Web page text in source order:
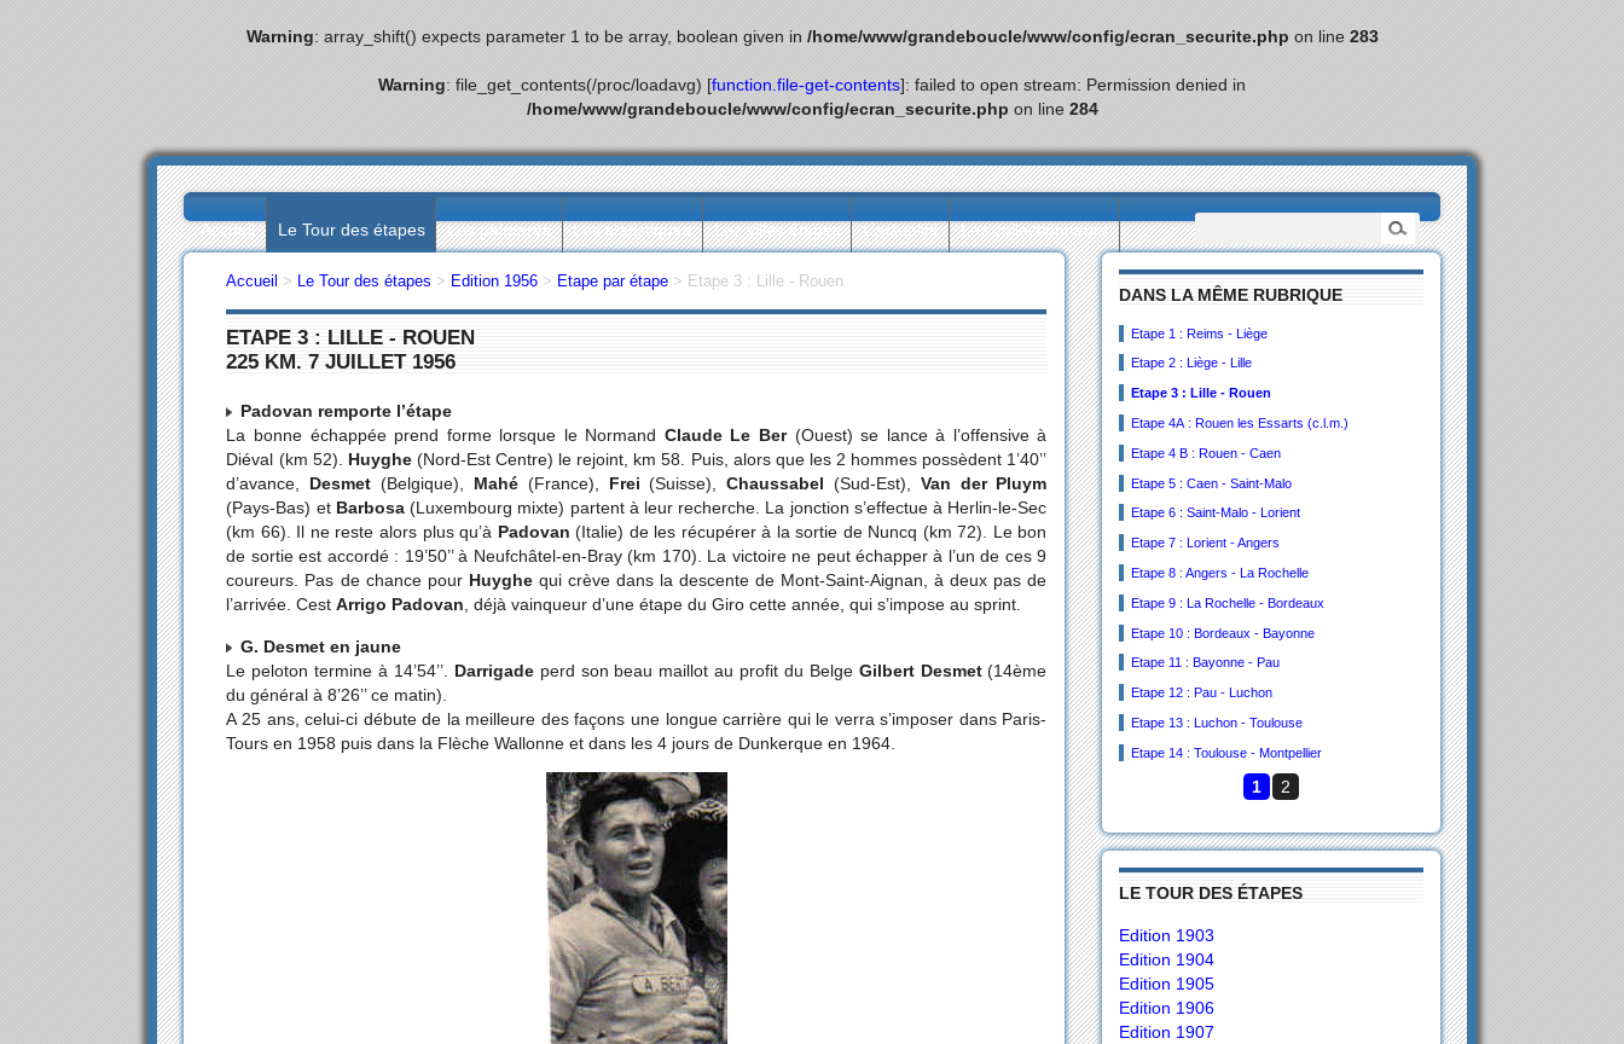
Warning: array_shift() expects parameter 1 to be array, boolean given in /home/www/grandeboucle/www/config/ecran_securite.php on line 283
Warning: file_get_contents(/proc/loadavg) [function.file-get-contents]: failed to open stream: Permission denied in
/home/www/grandeboucle/www/config/ecran_securite.php on line 284
Accueil Le Tour des étapes Les palmarès Les statistiques Les villes étapes L’actualité Les collectionneurs
DANS LA MÊME RUBRIQUE
Etape 1 : Reims - Liège
Etape 2 : Liège - Lille
Etape 3 : Lille - Rouen
Etape 4A : Rouen les Essarts (c.l.m.)
Etape 4 B : Rouen - Caen
Etape 5 : Caen - Saint-Malo
Etape 6 : Saint-Malo - Lorient
Etape 7 : Lorient - Angers
Etape 8 : Angers - La Rochelle
Etape 9 : La Rochelle - Bordeaux
Etape 10 : Bordeaux - Bayonne
Etape 11 : Bayonne - Pau
Etape 12 : Pau - Luchon
Etape 13 : Luchon - Toulouse
Etape 14 : Toulouse - Montpellier
1 2
LE TOUR DES ÉTAPES
Edition 1903
Edition 1904
Edition 1905
Edition 1906
Edition 1907
Accueil > Le Tour des étapes > Edition 1956 > Etape par étape > Etape 3 : Lille - Rouen
ETAPE 3 : LILLE - ROUEN
225 KM. 7 JUILLET 1956
Padovan remporte l’étape
La bonne échappée prend forme lorsque le Normand Claude Le Ber(Ouest) se lance à l’offensive à
Diéval (km 52). Huyghe(Nord-Est Centre) le rejoint, km 58. Puis, alors que les 2 hommes possèdent 1’40’’
d’avance, Desmet (Belgique), Mahé(France), Frei (Suisse),Chaussabel (Sud-Est), Van der Pluym
(Pays-Bas) et Barbosa(Luxembourg mixte) partent à leur recherche. La jonction s’effectue à Herlin-le-Sec
(km 66). Il ne reste alors plus qu’à Padovan (Italie) de les récupérer à la sortie de Nuncq (km 72). Le bon
de sortie est accordé : 19’50’’ à Neufchâtel-en-Bray (km 170). La victoire ne peut échapper à l’un de ces 9
coureurs. Pas de chance pour Huyghequi crève dans la descente de Mont-Saint-Aignan, à deux pas de
l’arrivée. CestArrigo Padovan, déjà vainqueur d’une étape du Giro cette année, qui s’impose au sprint.
G. Desmet en jaune
Le peloton termine à 14’54’’. Darrigadeperd son beau maillot au profit du Belge Gilbert Desmet(14ème
du général à 8’26’’ ce matin).
A 25 ans, celui-ci débute de la meilleure des façons une longue carrière qui le verra s’imposer dans Paris-
Tours en 1958 puis dans la Flèche Wallonne et dans les 4 jours de Dunkerque en 1964.